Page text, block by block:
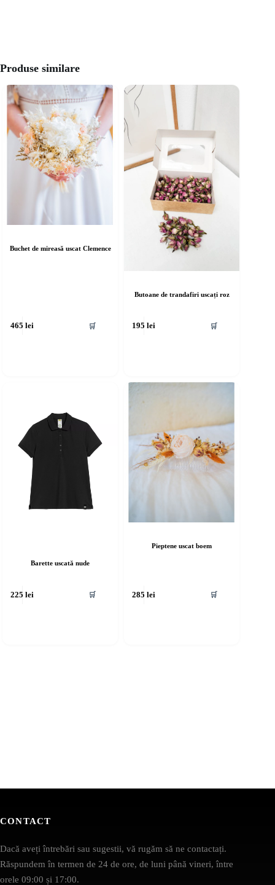
Produse similare
Buchet de mireasă uscat Clemence
465lei 🛒
Butoane de trandafiri uscați roz
195lei 🛒
Barette uscată nude
225lei 🛒
Pieptene uscat boem
285lei 🛒
CONTACT
Dacă aveți întrebări sau sugestii, vă rugăm să ne contactați.
Răspundem în termen de 24 de ore, de luni până vineri, între
orele 09:00 și 17:00.